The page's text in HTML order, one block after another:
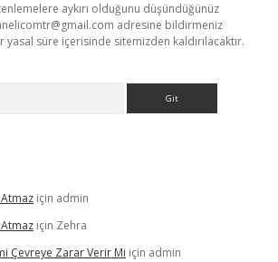
aykırı olduğunu düşündüğünüz
adresine bildirmeniz
süre içerisinde sitemizden kaldırılacaktır.
için admin
için Zehra
Çevreye Zarar Verir Mi için admin